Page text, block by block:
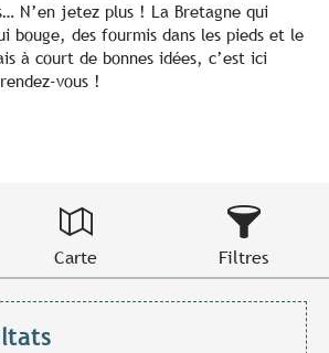
N’en jetez plus ! La Bretagne qui
bouge, des fourmis dans les pieds et le
à court de bonnes idées, c’est ici
vous !
Carte Filtres